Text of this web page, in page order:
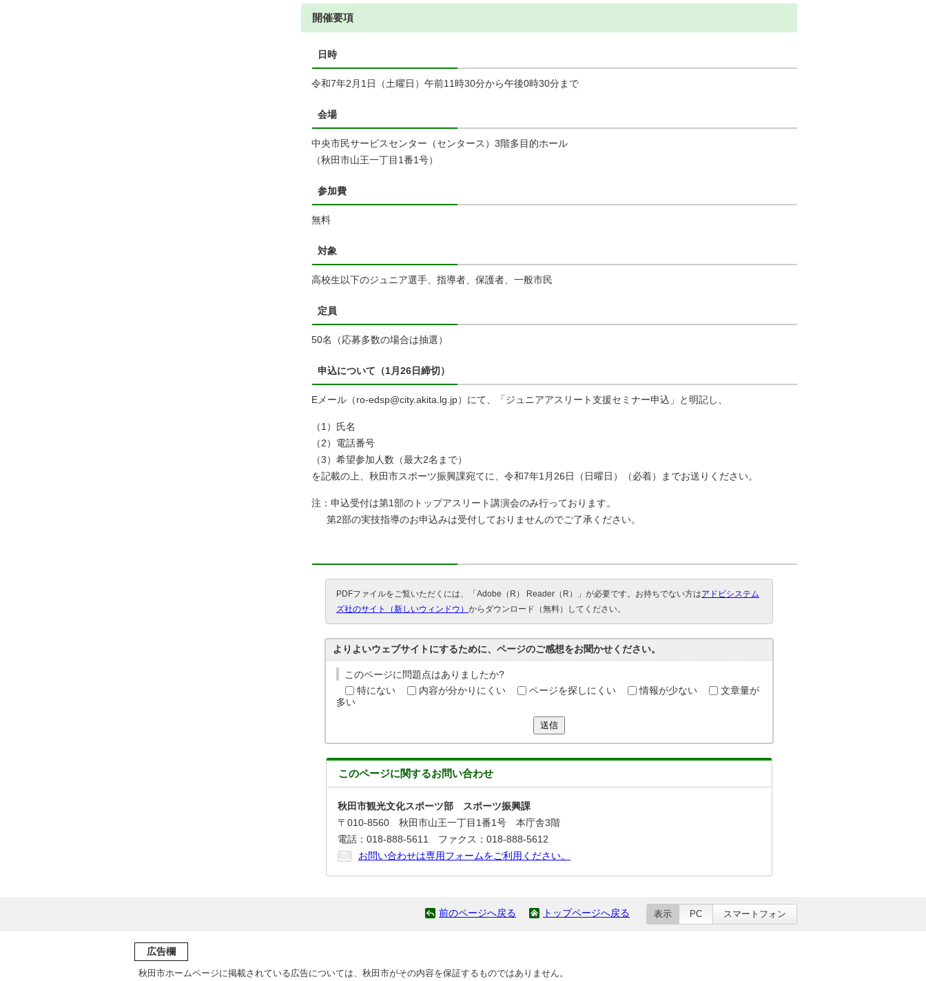
開催要項
日時
令和7年2月1日（土曜日）午前11時30分から午後0時30分まで
会場
中央市民サービスセンター（センタース）3階多目的ホール
（秋田市山王一丁目1番1号）
参加費
無料
対象
高校生以下のジュニア選手、指導者、保護者、一般市民
定員
50名（応募多数の場合は抽選）
申込について（1月26日締切）
Eメール（ro-edsp@city.akita.lg.jp）にて、「ジュニアアスリート支援セミナー申込」と明記し、
（1）氏名
（2）電話番号
（3）希望参加人数（最大2名まで）
を記載の上、秋田市スポーツ振興課宛てに、令和7年1月26日（日曜日）（必着）までお送りください。
注：申込受付は第1部のトップアスリート講演会のみ行っております。
第2部の実技指導のお申込みは受付しておりませんのでご了承ください。
PDFファイルをご覧いただくには、「Adobe（R） Reader（R）」が必要です。お持ちでない方はアドビシステム
ズ社のサイト（新しいウィンドウ） からダウンロード（無料）してください。
よりよいウェブサイトにするために、ページのご感想をお聞かせください。
このページに問題点はありましたか?
特にない
内容が分かりにくい ページを探しにくい 情報が少ない
文章量が
多い
送信
このページに関するお問い合わせ
秋田市観光文化スポーツ部 スポーツ振興課
〒010-8560 秋田市山王一丁目1番1号 本庁舎3階
電話：018-888-5611 ファクス：018-888-5612
お問い合わせは専用フォームをご利用ください。
前のページへ戻る トップページへ戻る 表示 PC スマートフォン
広告欄
秋田市ホームページに掲載されている広告については、秋田市がその内容を保証するものではありません。